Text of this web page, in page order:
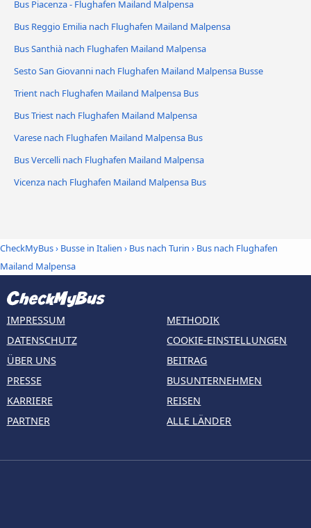
Bus Piacenza - Flughafen Mailand Malpensa
Bus Reggio Emilia nach Flughafen Mailand Malpensa
Bus Santhià nach Flughafen Mailand Malpensa
Sesto San Giovanni nach Flughafen Mailand Malpensa Busse
Trient nach Flughafen Mailand Malpensa Bus
Bus Triest nach Flughafen Mailand Malpensa
Varese nach Flughafen Mailand Malpensa Bus
Bus Vercelli nach Flughafen Mailand Malpensa
Vicenza nach Flughafen Mailand Malpensa Bus
CheckMyBus› Busse in Italien › Bus nach Turin › Bus nach Flughafen
Mailand Malpensa
IMPRESSUM
DATENSCHUTZ
ÜBER UNS
PRESSE
KARRIERE
PARTNER
METHODIK
COOKIE-EINSTELLUNGEN
BEITRAG
BUSUNTERNEHMEN
REISEN
ALLE LÄNDER